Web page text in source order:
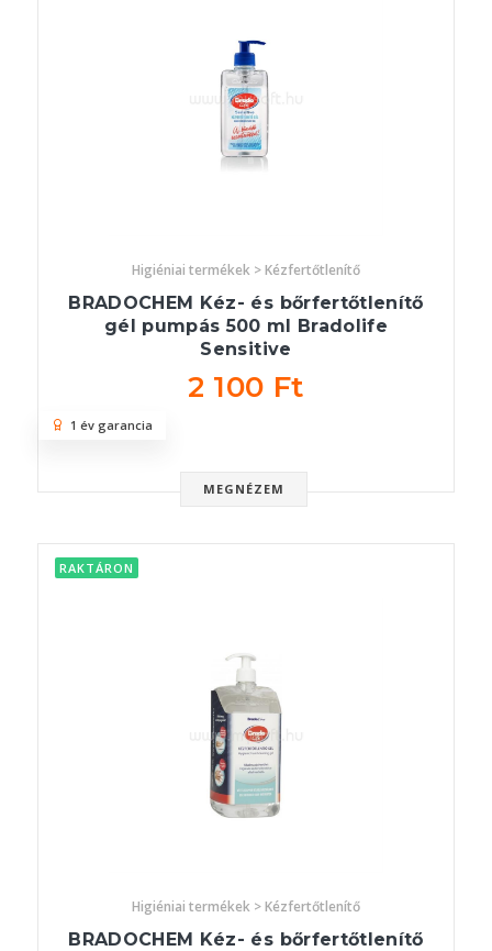
Higiéniai termékek > Kézfertőtlenítő
BRADOCHEM Kéz- és bőrfertőtlenítő
gél pumpás 500 ml Bradolife
Sensitive
2 100 Ft
MEGNÉZEM
1 év garancia
RAKTÁRON
Higiéniai termékek > Kézfertőtlenítő
BRADOCHEM Kéz- és bőrfertőtlenítő